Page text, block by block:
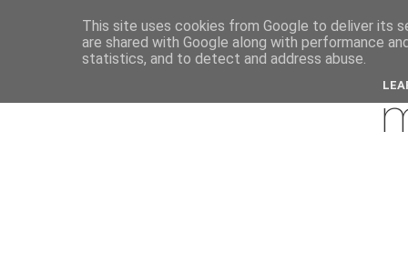
This site uses cookies from Google to deliver its
are shared with Google along with performance
statistics, and to detect and address abuse.